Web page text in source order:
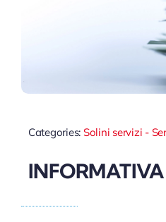
Categories: Solini servizi -